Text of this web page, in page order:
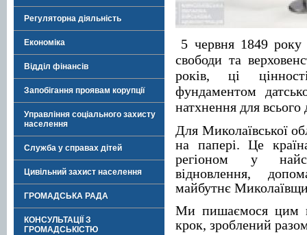
Регуляторна діяльність
Економіка
Відділ фінансів
Запобігання проявам корупції
Управління соціального захисту
населення
Служба у справах дітей
Цивільний захист населення
ГРОМАДСЬКА РАДА
КОНСУЛЬТАЦІЇ З
ГРОМАДСЬКІСТЮ
5 червня 1849 року
свободи та
років, ці
фундаментом
натхнення для всього
Для Миколаївської
на папері. Це
регіоном у
відновлення,
майбутнє
Ми пишаємося цим
крок, зроблений